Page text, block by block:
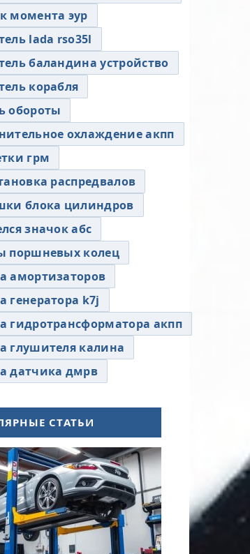
момента эур
lada rso35l
баландина устройство
корабля
обороты
охлаждение акпп
грм
распредвалов
блока цилиндров
значок абс
поршневых колец
амортизаторов
генератора k7j
гидротрансформатора акпп
глушителя калина
датчика дмрв
СТАТЬИ